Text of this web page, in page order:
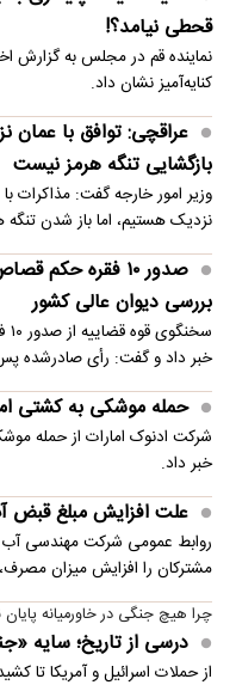
قحطی نیامد؟!
نماینده قم در مجلس به گزارش
کنایه‌آمیز نشان داد.
عراقچی: توافق با
بازگشایی تنگه هرمز نیست
وزیر امور خارجه گفت: مذاکرات
نزدیک هستیم، اما باز شدن تنگه
صدور ۱۰ فقره
بررسی دیوان عالی کشور
خبر داد و گفت: رأی صادرشده
حمله موشکی به کشتی
شرکت ادنوک امارات از حمله
خبر داد.
علت افزایش مبلغ قبض
روابط عمومی شرکت مهندسی
مشترکان را افزایش میزان مصرف،
چرا هیچ جنگی در خاورمیانه پایان
درسی از تاریخ؛ سایه
از حملات اسرائیل و آمریکا تا